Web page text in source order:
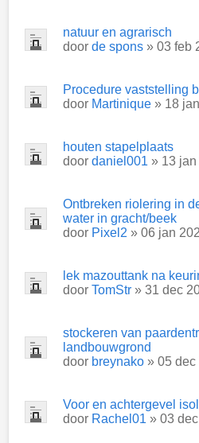
natuur en agrarisch
door de spons » 03 feb
Procedure vaststelling
door Martinique » 18
houten stapelplaats
door daniel001 » 13
Ontbreken riolering in
water in gracht/beek
door Pixel2 » 06 jan
lek mazouttank na
door TomStr » 31 dec
stockeren van
landbouwgrond
door breynako » 05
Voor en achtergevel
door Rachel01 » 03